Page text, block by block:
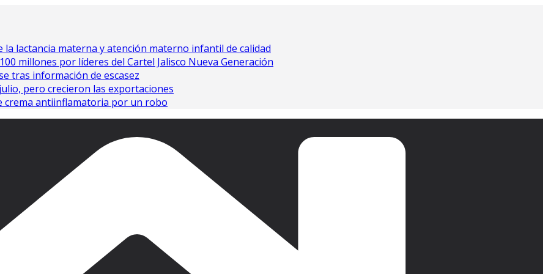
lactancia materna y atención materno infantil de calidad
millones por líderes del Cartel Jalisco Nueva Generación
tras información de escasez
pero crecieron las exportaciones
crema antiinflamatoria por un robo